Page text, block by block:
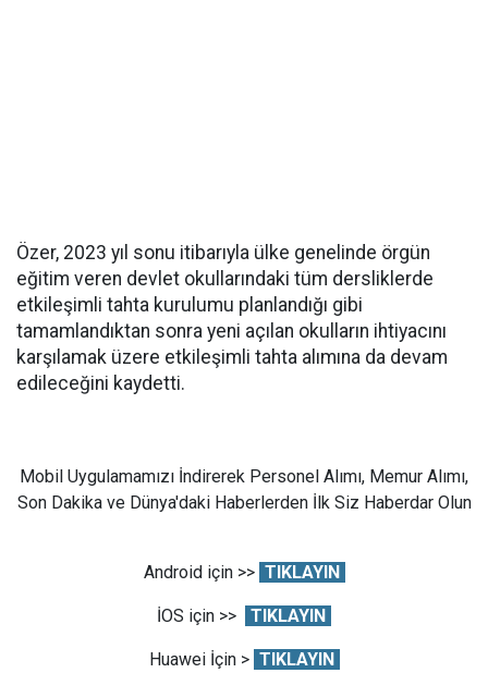
Özer, 2023 yıl sonu itibarıyla ülke genelinde örgün
eğitim veren devlet okullarındaki tüm dersliklerde
etkileşimli tahta kurulumu planlandığı gibi
tamamlandıktan sonra yeni açılan okulların ihtiyacını
karşılamak üzere etkileşimli tahta alımına da devam
edileceğini kaydetti.
Mobil Uygulamamızı İndirerek Personel Alımı, Memur Alımı,
Son Dakika ve Dünya'daki Haberlerden İlk Siz Haberdar Olun
Android için >> TIKLAYIN
İOS için >> TIKLAYIN
Huawei İçin > TIKLAYIN